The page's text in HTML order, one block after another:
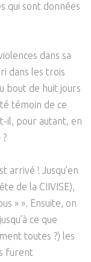
qui sont données
dans sa
dans les trois
bout de huit jours
témoin de ce
il, pour autant, en
arrivé ! Jusqu’en
de la CIIVISE),
» ». Ensuite, on
ce que
toutes ?) les
furent